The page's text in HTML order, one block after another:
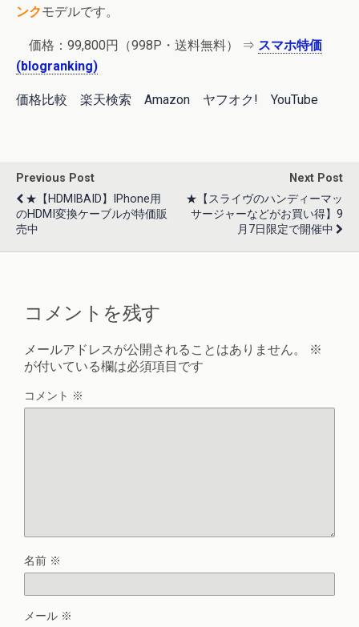
ンクモデルです。
価格： 99,800円 （998P・送料無料） ⇒ スマホ特価
(blogranking)
価格比較 楽天検索 Amazon ヤフオク! YouTube
Previous Post
★【HDMIBAID】iPhone用
のHDMI変換ケーブルが特価販
売中
Next Post
★【スライヴのハンディーマッ
サージャーなどがお買い得】9
月7日限定で開催中
コメントを残す
メールアドレスが公開されることはありません。
※
が付いている欄は必須項目です
コメント ※
名前 ※
メール ※